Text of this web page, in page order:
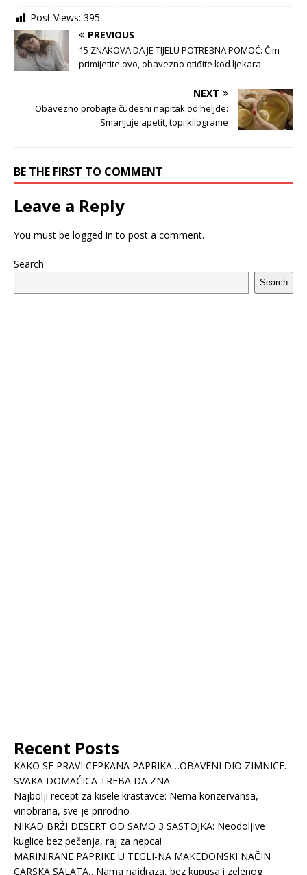
Post Views: 395
PREVIOUS
15 ZNAKOVA DA JE TIJELU POTREBNA POMOĆ: Čim
primijetite ovo, obavezno otiđite kod ljekara
NEXT
Obavezno probajte čudesni napitak od heljde:
Smanjuje apetit, topi kilograme
BE THE FIRST TO COMMENT
Leave a Reply
You must be logged in to post a comment.
Search
Search
Recent Posts
KAKO SE PRAVI CEPKANA PAPRIKA…OBAVENI DIO ZIMNICE…
SVAKA DOMAĆICA TREBA DA ZNA
Najbolji recept za kisele krastavce: Nema konzervansa,
vinobrana, sve je prirodno
NIKAD BRŽI DESERT OD SAMO 3 SASTOJKA: Neodoljive
kuglice bez pečenja, raj za nepca!
MARINIRANE PAPRIKE U TEGLI-NA MAKEDONSKI NAČIN
CARSKA SALATA…Nama najdraza, bez kupusa i zelenog